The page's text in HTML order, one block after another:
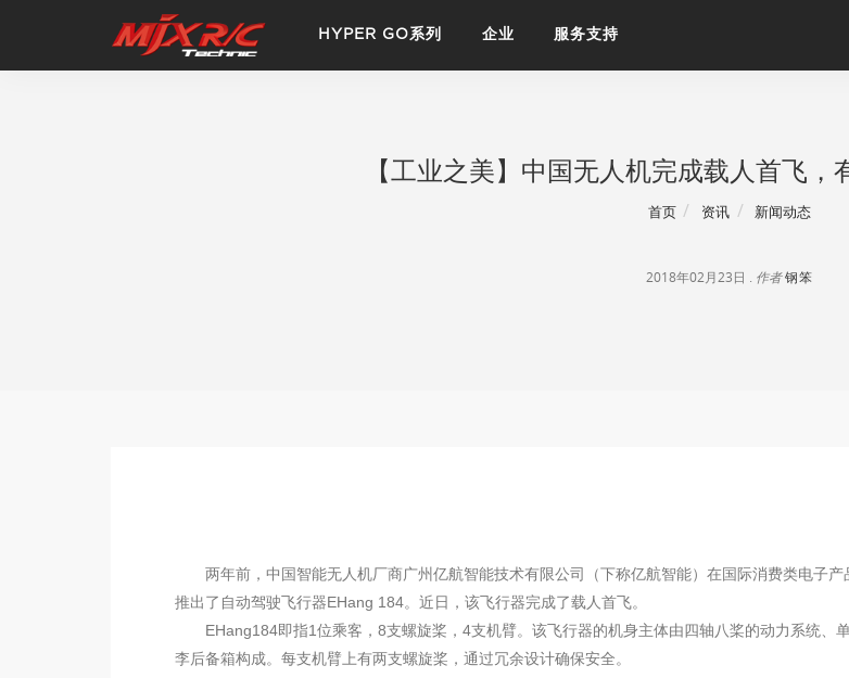
HYPER GO系列 企业 服务支持
【工业之美】中国无人机完成载人首飞
首页 资讯 新闻动态
2018年02月23日 . 作者钢笨
两年前，中国智能无人机厂商广州亿航智能技术有限公司（下称亿航智能）在国际消费类电子产
推出了自动驾驶飞行器EHang 184。近日，该飞行器完成了载人首飞。
EHang184即指1位乘客，8支螺旋桨，4支机臂。该飞行器的机身主体由四轴八桨的动力系统、
李后备箱构成。每支机臂上有两支螺旋桨，通过冗余设计确保安全。